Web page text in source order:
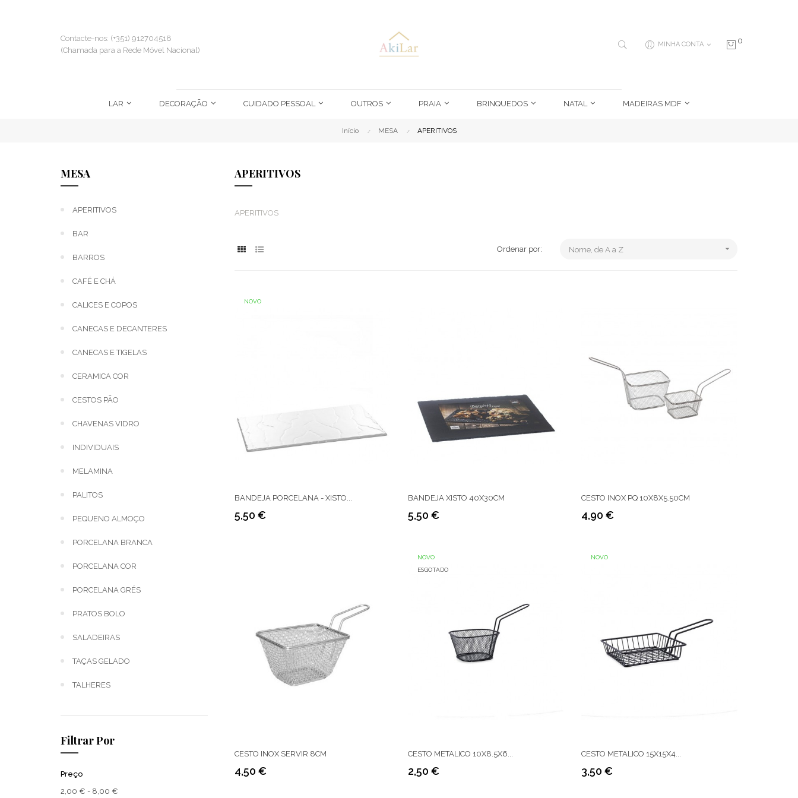
Contacte-nos: (+351) 912704518
(Chamada para a Rede Móvel Nacional)
MINHA CONTA 0
LAR DECORAÇÃO CUIDADO PESSOAL OUTROS PRAIA BRINQUEDOS NATAL MADEIRAS MDF
Início MESA APERITIVOS
MESA
APERITIVOS
BAR
BARROS
CAFÉ E CHÁ
CALICES E COPOS
CANECAS E DECANTERES
CANECAS E TIGELAS
CERAMICA COR
CESTOS PÃO
CHAVENAS VIDRO
INDIVIDUAIS
MELAMINA
PALITOS
PEQUENO ALMOÇO
PORCELANA BRANCA
PORCELANA COR
PORCELANA GRÉS
PRATOS BOLO
SALADEIRAS
TAÇAS GELADO
TALHERES
Filtrar Por
Preço
2,00 € - 8,00 €
APERITIVOS
APERITIVOS
Ordenar por: Nome, de A a Z 
NOVO
BANDEJA PORCELANA - XISTO...
Preço
5,50 €
BANDEJA XISTO 40X30CM
Preço
5,50 €
CESTO INOX PQ 10X8X5.50CM
Preço
4,90 €
CESTO INOX SERVIR 8CM
Preço
4,50 €
NOVO
ESGOTADO
CESTO METALICO 10X8.5X6...
Preço
2,50 €
NOVO
CESTO METALICO 15X15X4...
Preço
3,50 €